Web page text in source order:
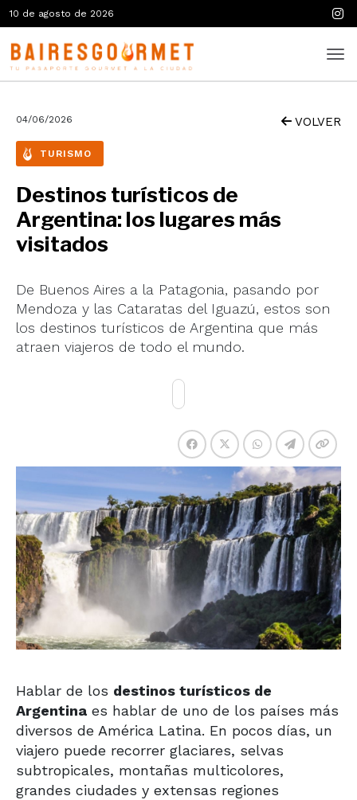
10 de agosto de 2026
04/06/2026 VOLVER
TURISMO
Destinos turísticos de
Argentina: los lugares más
visitados
De Buenos Aires a la Patagonia, pasando por
Mendoza y las Cataratas del Iguazú, estos son
los destinos turísticos de Argentina que más
atraen viajeros de todo el mundo.
Hablar de los destinos turísticos de
Argentina es hablar de uno de los países más
diversos de América Latina. En pocos días, un
viajero puede recorrer glaciares, selvas
subtropicales, montañas multicolores,
grandes ciudades y extensas regiones